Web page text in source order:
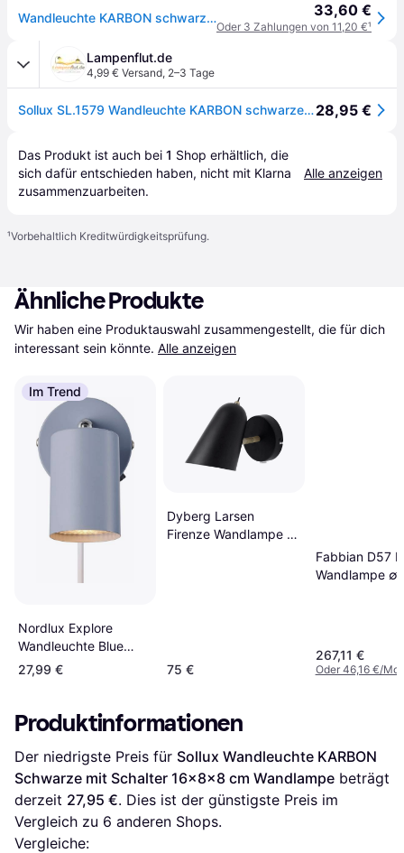
Wandleuchte KARBON schwarze mit Schalter 1xGU10 10W Aluminium 16x8x8cm Sollux Lighting 33,60 €
Oder 3 Zahlungen von 11,20 €¹
Lampenflut.de
4,99 € Versand, 2–3 Tage
Sollux SL.1579 Wandleuchte KARBON schwarze mit Schalter28,95 €
Das Produkt ist auch bei 1 Shop erhältlich, die
sich dafür entschieden haben, nicht mit Klarna
zusammenzuarbeiten.
Alle anzeigen
¹Vorbehaltlich Kreditwürdigkeitsprüfung.
Ähnliche Produkte
Wir haben eine Produktauswahl zusammengestellt, die für dich
interessant sein könnte. Alle anzeigen
Im Trend
Nordlux Explore
Wandleuchte Blue
GU10 Wandlampe
27,99 €
Dyberg Larsen
Firenze Wandlampe ∅
75 €
Fabbian D57
Wandlampe ∅
267,11 €
Oder 46,16 €/
Produktinformationen
Der niedrigste Preis für Sollux Wandleuchte KARBON
Schwarze mit Schalter 16x8x8 cm Wandlampe beträgt
derzeit 27,95 €. Dies ist der günstigste Preis im
Vergleich zu 6 anderen Shops.
Vergleiche: